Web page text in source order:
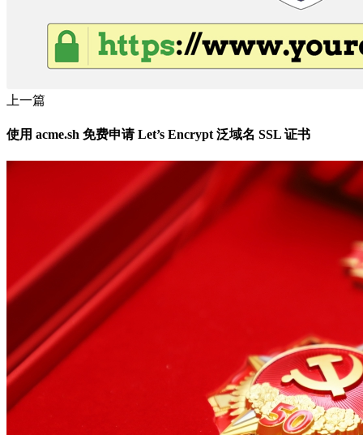
上一篇
使用 acme.sh 免费申请 Let’s Encrypt 泛域名 SSL 证书